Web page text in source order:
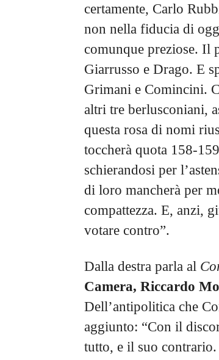
certamente, Carlo
non nella fiducia di
comunque preziose. Il
Giarrusso e Drago. E
Grimani e Comincini.
altri tre berlusconiani,
questa rosa di nomi
toccherà quota 158-
schierandosi per
di loro mancherà per
compattezza. E, anzi,
votare contro”.
Dalla destra parla al
Camera, Riccardo
Dell’antipolitica che
aggiunto: “Con il
tutto, e il suo